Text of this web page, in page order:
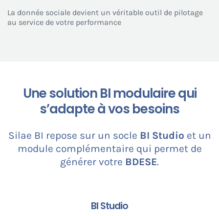
La donnée sociale devient un véritable outil de pilotage
au service de votre performance
Une solution BI modulaire qui
s’adapte à vos besoins
Silae BI repose sur un socle BI Studio et un
module complémentaire qui permet de
générer votre BDESE.
BI Studio